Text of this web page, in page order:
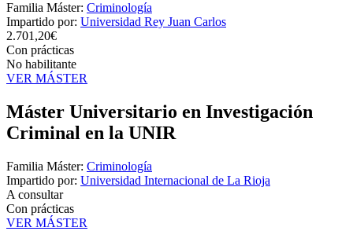
Familia Máster: Criminología
Impartido por: Universidad Rey Juan Carlos
2.701,20€
Con prácticas
No habilitante
VER MÁSTER
Máster Universitario en Investigación
Criminal en la UNIR
Familia Máster: Criminología
Impartido por: Universidad Internacional de La Rioja
A consultar
Con prácticas
VER MÁSTER